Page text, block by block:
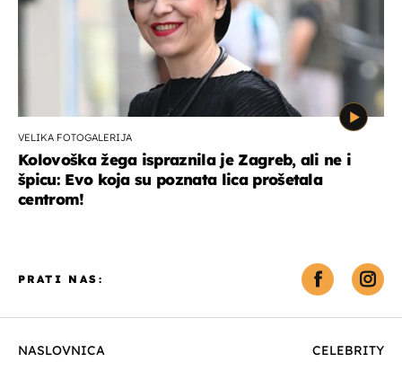
VELIKA FOTOGALERIJA
Kolovoška žega ispraznila je Zagreb, ali ne i
špicu: Evo koja su poznata lica prošetala
centrom!
NASLOVNICA
CELEBRITY
PRATI NAS: